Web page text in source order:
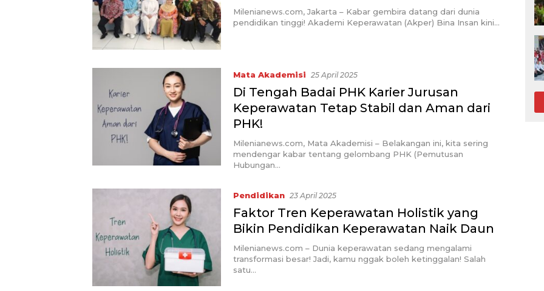
Milenianews.com, Jakarta – Kabar gembira datang dari dunia
pendidikan tinggi! Akademi Keperawatan (Akper) Bina Insan kini…
Mata Akademisi 25 April 2025
Di Tengah Badai PHK Karier Jurusan
Keperawatan Tetap Stabil dan Aman dari
PHK!
Milenianews.com, Mata Akademisi – Belakangan ini, kita sering
mendengar kabar tentang gelombang PHK (Pemutusan
Hubungan…
Pendidikan 23 April 2025
Faktor Tren Keperawatan Holistik yang
Bikin Pendidikan Keperawatan Naik Daun
Milenianews.com – Dunia keperawatan sedang mengalami
transformasi besar! Jadi, kamu nggak boleh ketinggalan! Salah
satu…